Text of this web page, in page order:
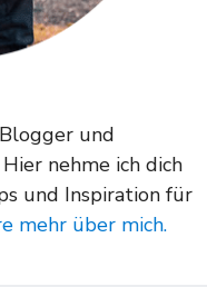
und
nehme ich dich
und Inspiration für
mehr über mich.